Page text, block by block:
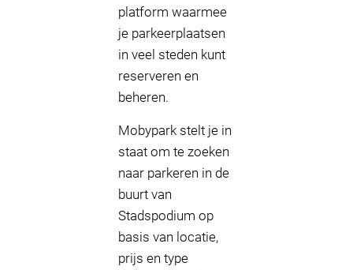
platform waarmee
je parkeerplaatsen
in veel steden kunt
reserveren en
beheren.
Mobypark stelt je in
staat om te zoeken
naar parkeren in de
buurt van
Stadspodium op
basis van locatie,
prijs en type